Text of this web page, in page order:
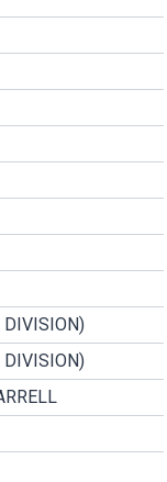
DIVISION)
DIVISION)